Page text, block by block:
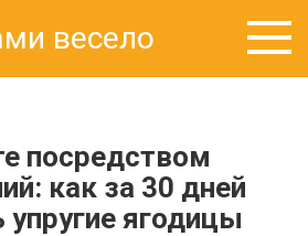
весело
посредством
как за 30 дней
упругие ягодицы